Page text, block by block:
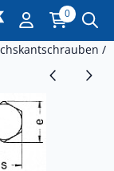
0
/